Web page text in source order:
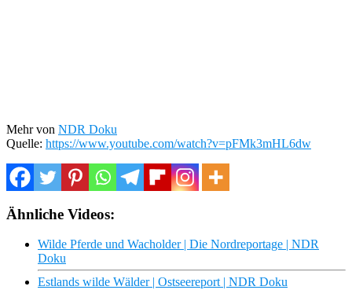
Mehr von NDR Doku
Quelle: https://www.youtube.com/watch?v=pFMk3mHL6dw
Ähnliche Videos:
Wilde Pferde und Wacholder | Die Nordreportage | NDR
Doku
Estlands wilde Wälder | Ostseereport | NDR Doku